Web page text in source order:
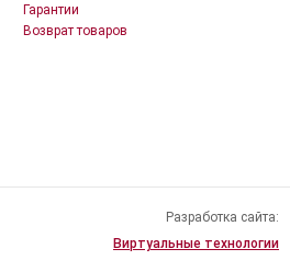
Гарантии
Возврат товаров
Разработка сайта:
Виртуальные технологии